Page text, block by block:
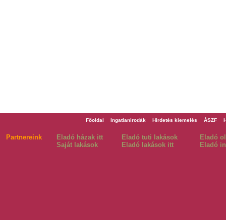
Főoldal Ingatlanirodák Hirdetés kiemelés ÁSZF
Partnereink Eladó házak itt Eladó tuti lakások
Eladó
Saját lakások
Eladó lakások itt Eladó